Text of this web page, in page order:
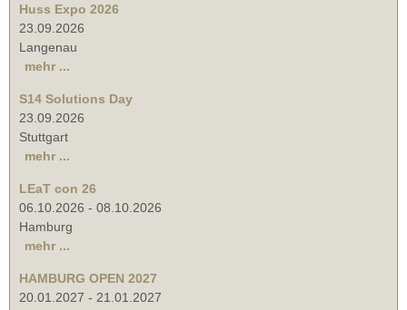
Huss Expo 2026
23.09.2026
Langenau
mehr ...
S14 Solutions Day
23.09.2026
Stuttgart
mehr ...
LEaT con 26
06.10.2026 - 08.10.2026
Hamburg
mehr ...
HAMBURG OPEN 2027
20.01.2027 - 21.01.2027